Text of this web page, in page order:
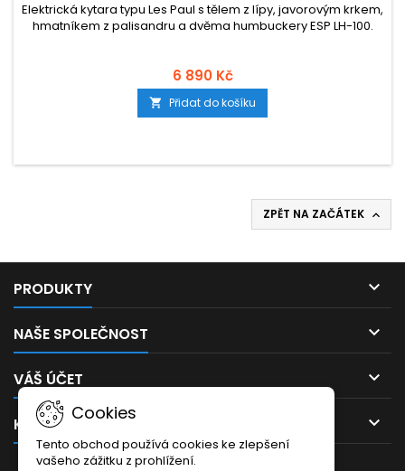
Elektrická kytara typu Les Paul s tělem z lípy, javorovým krkem,
hmatníkem z palisandru a dvěma humbuckery ESP LH-100.
6 890 Kč
 Přidat do košíku
ZPĚT NA ZAČÁTEK 
PRODUKTY 
NAŠE SPOLEČNOST 
VÁŠ ÚČET 
KONTAKT 
Cookies
Tento obchod používá cookies ke zlepšení
vašeho zážitku z prohlížení.